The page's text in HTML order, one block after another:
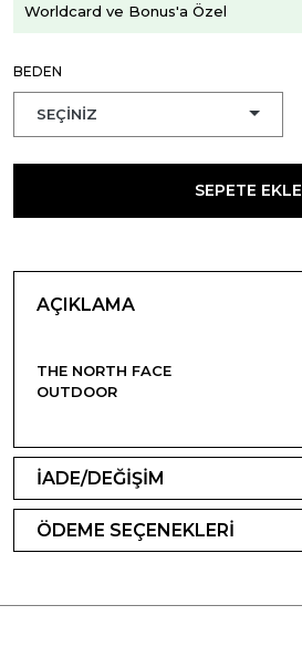
Worldcard ve Bonus'a Özel
BEDEN
SEPETE EKLE
AÇIKLAMA
THE NORTH FACE
OUTDOOR
İADE/DEĞİŞİM
ÖDEME SEÇENEKLERİ